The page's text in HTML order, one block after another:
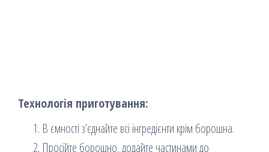
Технологія приготування:
В ємності з’єднайте всі інгредієнти крім борошна.
Просійте борошно, додайте частинами до